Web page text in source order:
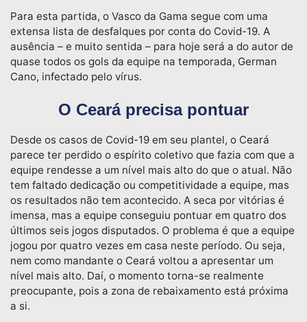
Para esta partida, o Vasco da Gama segue com uma
extensa lista de desfalques por conta do Covid-19. A
ausência – e muito sentida – para hoje será a do autor de
quase todos os gols da equipe na temporada, German
Cano, infectado pelo vírus.
O Ceará precisa pontuar
Desde os casos de Covid-19 em seu plantel, o Ceará
parece ter perdido o espírito coletivo que fazia com que a
equipe rendesse a um nível mais alto do que o atual. Não
tem faltado dedicação ou competitividade a equipe, mas
os resultados não tem acontecido. A seca por vitórias é
imensa, mas a equipe conseguiu pontuar em quatro dos
últimos seis jogos disputados. O problema é que a equipe
jogou por quatro vezes em casa neste período. Ou seja,
nem como mandante o Ceará voltou a apresentar um
nível mais alto. Daí, o momento torna-se realmente
preocupante, pois a zona de rebaixamento está próxima
a si.